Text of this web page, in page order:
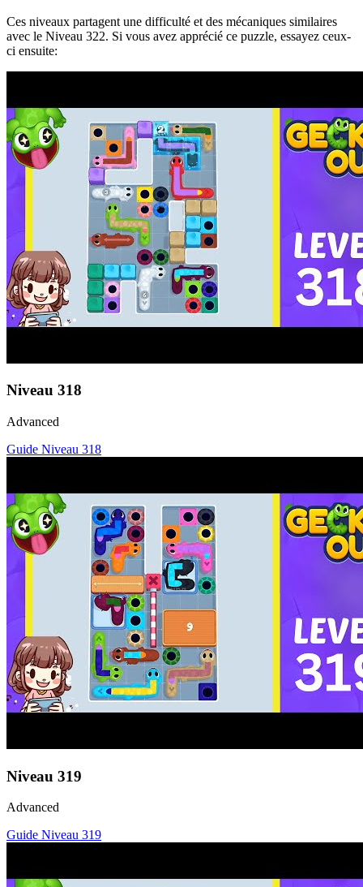
Ces niveaux partagent une difficulté et des mécaniques similaires
avec le Niveau 322. Si vous avez apprécié ce puzzle, essayez ceux-
ci ensuite:
Niveau 318
Advanced
Guide Niveau 318
Niveau 319
Advanced
Guide Niveau 319